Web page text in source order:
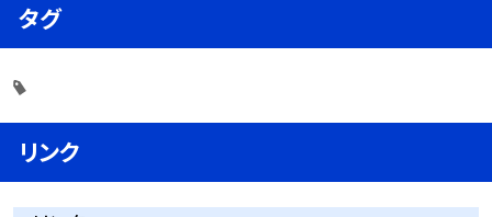
タグ
リンク